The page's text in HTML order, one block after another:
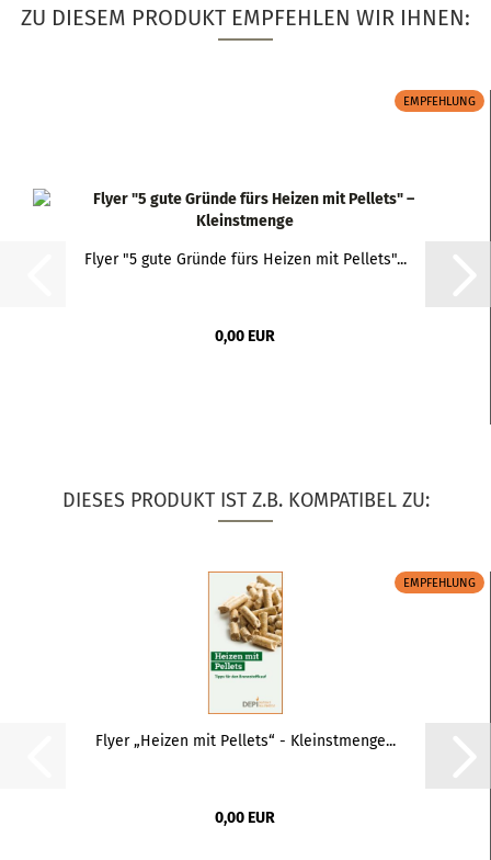
ZU DIESEM PRODUKT EMPFEHLEN WIR IHNEN:
EMPFEHLUNG
Flyer "5 gute Gründe fürs Heizen mit Pellets"...
0,00 EUR
DIESES PRODUKT IST Z.B. KOMPATIBEL ZU:
EMPFEHLUNG
Flyer „Heizen mit Pellets“ - Kleinstmenge...
0,00 EUR